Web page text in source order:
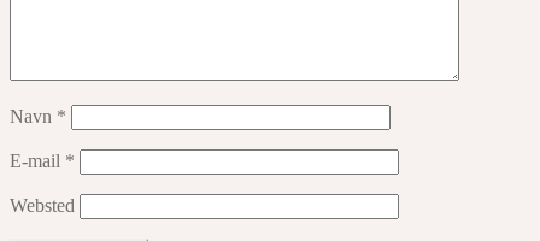
Navn *
E-mail *
Websted